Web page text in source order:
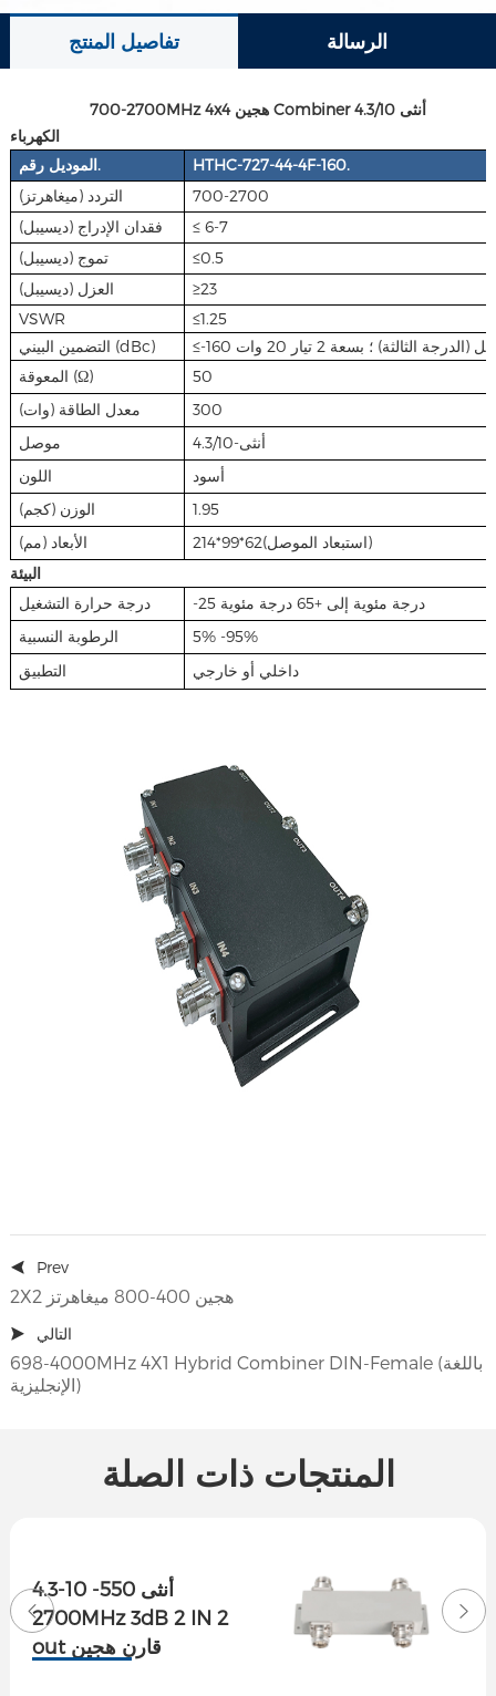
تفاصيل المنتج الرسالة
700-2700MHz 4x4 هجين Combiner 4.3/10 أنثى
الموديل رقم.
HTHC-727-44-4F-160.
التردد (ميغاهرتز)
700-2700
فقدان الإدراج (ديسيبل)
≤ 6-7
تموج (ديسيبل)
≤0.5
العزل (ديسيبل)
≥23
VSWR
≤1.25
التضمين البيني (dBc)
المعوقة (Ω)
50
معدل الطاقة (وات)
300
موصل
4.3/10-أنثى
اللون
أسود
الوزن (كجم)
1.95
الأبعاد (مم)
214*99*62(استبعاد الموصل)
البيئة
درجة حرارة التشغيل
-25 درجة مئوية إلى +65 درجة مئوية
الرطوبة النسبية
5% -95%
التطبيق
داخلي أو خارجي
Prev
2X2 هجين 400-800 ميغاهرتز
التالي
698-4000MHz 4X1 Hybrid Combiner DIN-Female (باللغة
الإنجليزية)
المنتجات ذات الصلة
4.3-10 أنثى 550-
2700MHz 3dB 2 IN 2
out قارن هجين